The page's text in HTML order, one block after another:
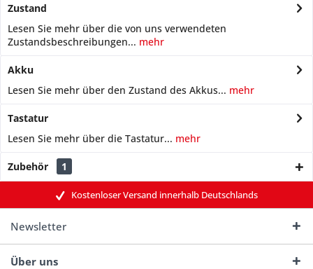
Zustand
Lesen Sie mehr über die von uns verwendeten
Zustandsbeschreibungen... mehr
Akku
Lesen Sie mehr über den Zustand des Akkus... mehr
Tastatur
Lesen Sie mehr über die Tastatur... mehr
Zubehör 1
Kostenloser Versand innerhalb Deutschlands
Newsletter
Über uns